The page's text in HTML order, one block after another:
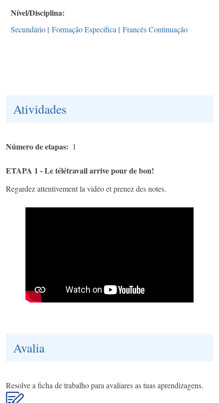
Nível/Disciplina
Secundário | Formação Específica | Francês Continuação
Atividades
Número de etapas 1
ETAPA 1 - Le télétravail arrive pour de bon!
Regardez attentivement la vidéo et prenez des notes.
Avalia
Resolve a ficha de trabalho para avaliares as tuas aprendizagens.